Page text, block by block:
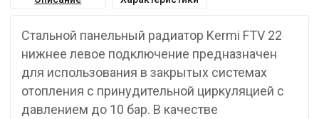
Стальной панельный радиатор Kermi FTV 22
нижнее левое подключение предназначен
для использования в закрытых системах
отопления с принудительной циркуляцией с
давлением до 10 бар. В качестве